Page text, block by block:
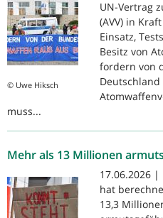
© Uwe Hiksch
UN-Vertrag
(AVV) in
Einsatz,
Besitz von
fordern von
muss...
Mehr als 13 Millionen
17.06.2026 |
hat
13,3